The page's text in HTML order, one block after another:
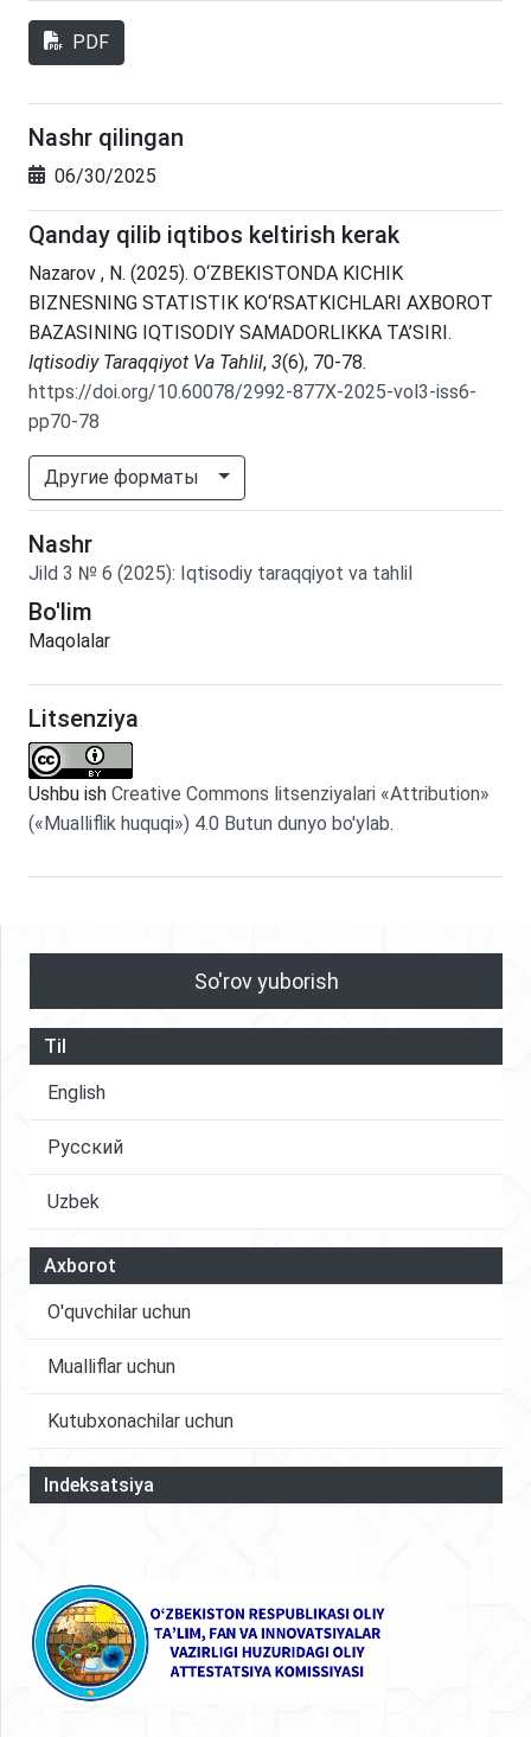
PDF
Nashr qilingan
06/30/2025
Qanday qilib iqtibos keltirish kerak
Nazarov , N. (2025). O‘ZBEKISTONDA KICHIK
BIZNESNING STATISTIK KO‘RSATKICHLARI AXBOROT
BAZASINING IQTISODIY SAMADORLIKKA TA’SIRI.
Iqtisodiy Taraqqiyot Va Tahlil, 3(6), 70-78.
https://doi.org/10.60078/2992-877X-2025-vol3-iss6-
pp70-78
Другие форматы
Nashr
Jild 3 № 6 (2025): Iqtisodiy taraqqiyot va tahlil
Bo'lim
Maqolalar
Litsenziya
Ushbu ish Creative Commons litsenziyalari «Attribution»
(«Mualliflik huquqi») 4.0 Butun dunyo bo'ylab.
So'rov yuborish
Til
English
Русский
Uzbek
Axborot
O'quvchilar uchun
Mualliflar uchun
Kutubxonachilar uchun
Indeksatsiya